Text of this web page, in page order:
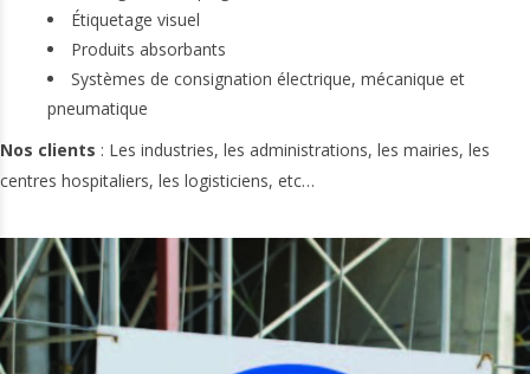
Étiquetage visuel
Produits absorbants
Systèmes de consignation électrique, mécanique et
pneumatique
Nos clients : Les industries, les administrations, les mairies, les
centres hospitaliers, les logisticiens, etc…